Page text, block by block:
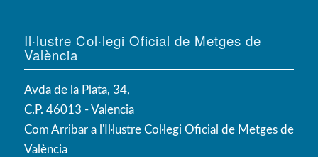
Il·lustre Col·legi Oficial de Metges de
València
Avda de la Plata, 34,
C.P. 46013 - Valencia
Com Arribar a l'Il·lustre Col·legi Oficial de Metges de
València